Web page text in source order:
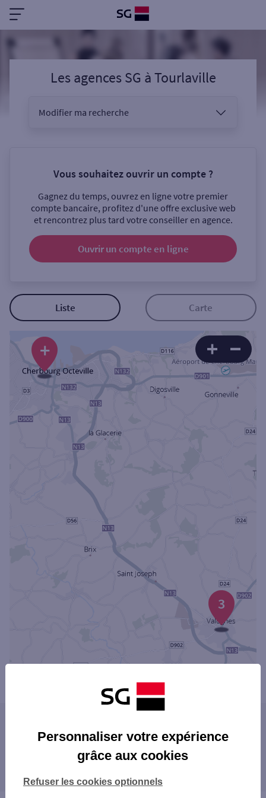
Les agences SG àTourlaville
Modifier ma recherche
Sélectionnez votre recherche
Ouverte le samedi
Coffre-fort
ou
Ville / Code postal
Vous souhaitez ouvrir un compte ?
Gagnez du temps, ouvrez en ligne votre premier
compte bancaire, profitez d'une offre exclusive web
et rencontrez plus tard votre conseiller en agence.
Ouvrir un compte en ligne
Liste Carte
3
+
CHERBOURG-OCTEVILLE
ÉQUEURDREVILLE-HAINNEVILLE
Les agences SG dans les départements
14 CALVADOS
Personnaliser votre expérience
grâce aux cookies
Refuser les cookies optionnels